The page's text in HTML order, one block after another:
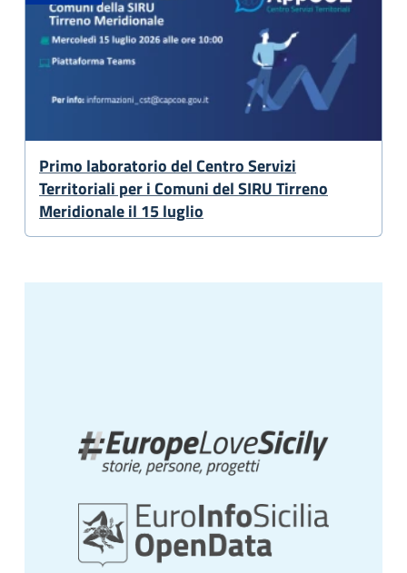
Primo laboratorio del Centro Servizi
Territoriali per i Comuni del SIRU Tirreno
Meridionale il 15 luglio